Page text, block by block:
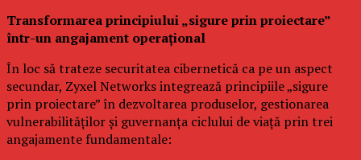
Transformarea principiului „sigure prin proiectare”
într-un angajament operațional
În loc să trateze securitatea cibernetică ca pe un aspect
secundar, Zyxel Networks integrează principiile „sigure
prin proiectare” în dezvoltarea produselor, gestionarea
vulnerabilităților și guvernanța ciclului de viață prin trei
angajamente fundamentale: